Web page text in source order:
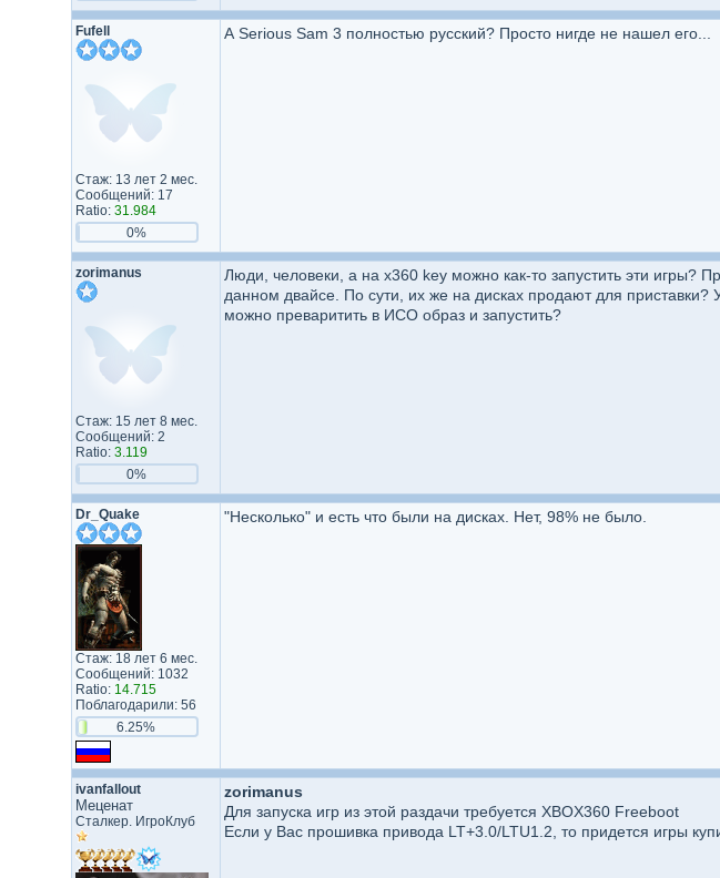
Fufell
Стаж: 13 лет 2 мес.
Сообщений: 17
Ratio: 31.984
0%
А Serious Sam 3 полностью русский? Просто нигде не нашел его...
zorimanus
Стаж: 15 лет 8 мес.
Сообщений: 2
Ratio: 3.119
0%
Люди, человеки, а на x360 key можно как-то запустить эти игры?
данном двайсе. По сути, их же на дисках продают для
можно преваритить в ИСО образ и запустить?
Dr_Quake
Стаж: 18 лет 6 мес.
Сообщений: 1032
Ratio: 14.715
Поблагодарили: 56
6.25%
"Несколько" и есть что были на дисках. Нет, 98% не было.
ivanfallout
Меценат
Сталкер. ИгроКлуб
zorimanus
Для запуска игр из этой раздачи требуется XBOX360 Freeboot
Если у Вас прошивка привода LT+3.0/LTU1.2, то придется игры